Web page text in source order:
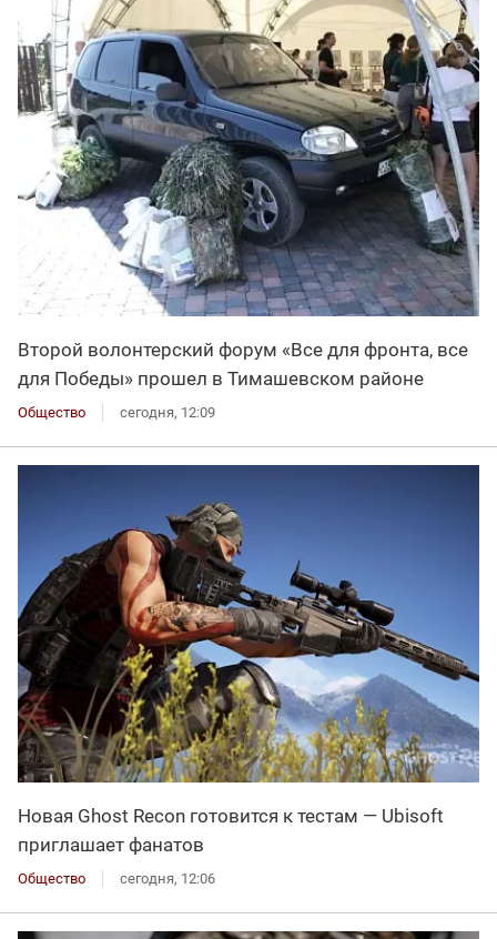
Второй волонтерский форум «Все для фронта, все
для Победы» прошел в Тимашевском районе
Общество сегодня, 12:09
Новая Ghost Recon готовится к тестам — Ubisoft
приглашает фанатов
Общество сегодня, 12:06